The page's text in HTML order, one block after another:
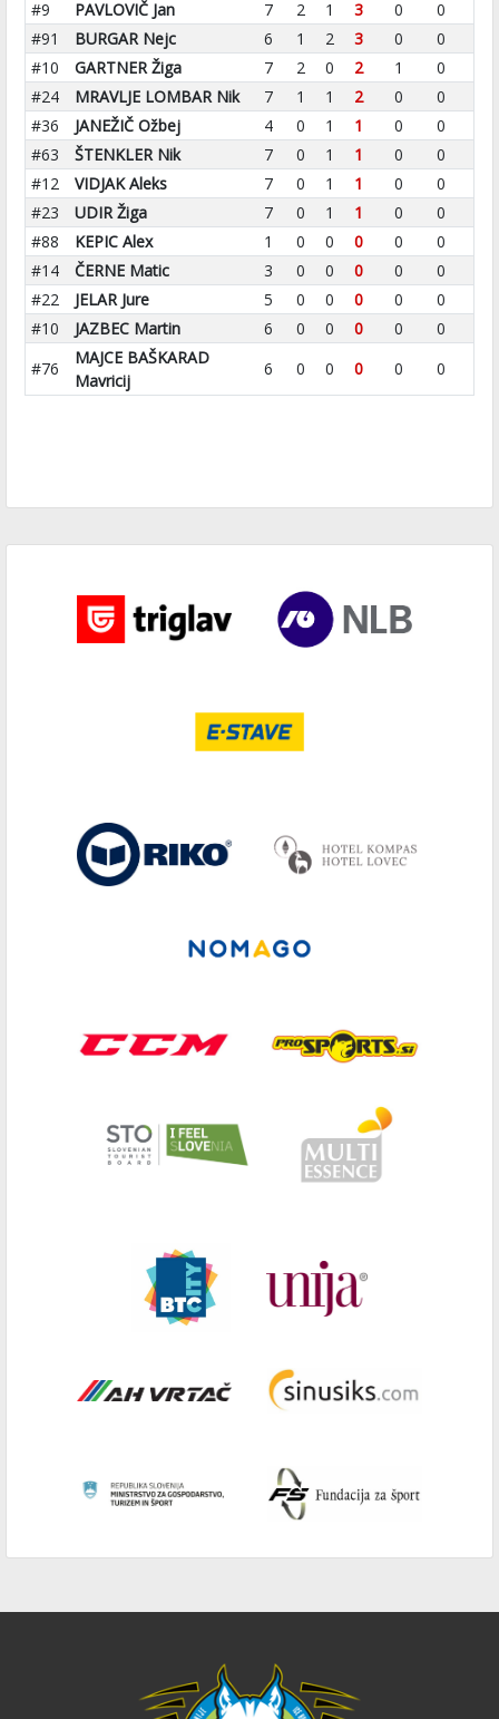
#9
PAVLOVIČ Jan 7 2 1 3 0
0
#91
BURGAR Nejc 6 1 2 3 0
0
#10
GARTNER Žiga 7 2 0 2 1
0
#24
MRAVLJE LOMBAR Nik 7 1 1 2 0
0
#36
JANEŽIČ Ožbej 4 0 1 1 0
0
#63
ŠTENKLER Nik 7 0 1 1 0
0
#12
VIDJAK Aleks 7 0 1 1 0
0
#23
UDIR Žiga 7 0 1 1 0
0
#88
KEPIC Alex 1 0 0 0 0
0
#14
ČERNE Matic 3 0 0 0 0
0
#22
JELAR Jure 5 0 0 0 0
0
#10
JAZBEC Martin 6 0 0 0 0
0
#76
MAJCE BAŠKARAD
Mavricij
6 0 0 0 0 0